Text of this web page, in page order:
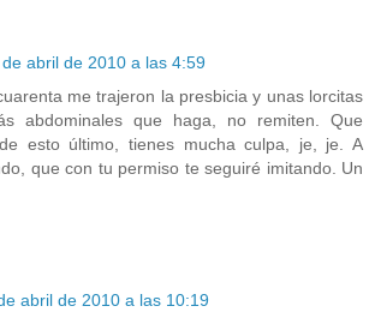
abril de 2010 a las 4:59
me trajeron la presbicia y unas lorcitas
abdominales que haga, no remiten. Que
esto último, tienes mucha culpa, je, je. A
que con tu permiso te seguiré imitando. Un
abril de 2010 a las 10:19